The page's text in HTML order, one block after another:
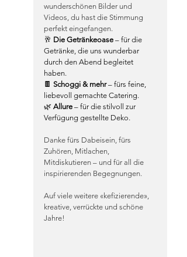
wunderschönen Bilder und
Videos, du hast die Stimmung
perfekt eingefangen.
🥂 Die Getränkeoase – für die
Getränke, die uns wunderbar
durch den Abend begleitet
haben.
🍫 Schoggi & mehr – fürs feine,
liebevoll gemachte Catering.
🌿 Allure – für die stilvoll zur
Verfügung gestellte Deko.
Danke fürs Dabeisein, fürs
Zuhören, Mitlachen,
Mitdiskutieren – und für all die
inspirierenden Begegnungen.
Auf viele weitere «kefizierende»,
kreative, verrückte und schöne
Jahre!